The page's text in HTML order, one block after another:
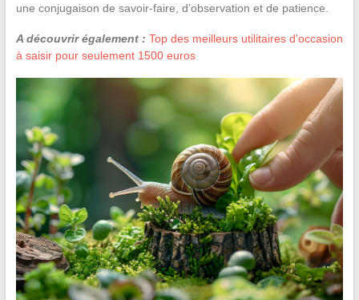
une conjugaison de savoir-faire, d’observation et de patience.
A découvrir également : Top des meilleurs utilitaires d'occasion
à saisir pour seulement 1500 euros